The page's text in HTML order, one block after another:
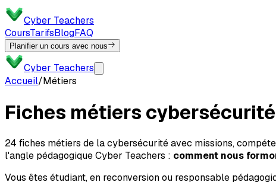
Cyber Teachers
CoursTarifsBlogFAQ
Planifier un cours avec nous
Cyber Teachers
Accueil/Métiers
Fiches métiers cybersécurité
24 fiches métiers de la cybersécurité avec missions,
l'angle pédagogique Cyber Teachers : comment nous
Vous êtes étudiant, en reconversion ou responsable